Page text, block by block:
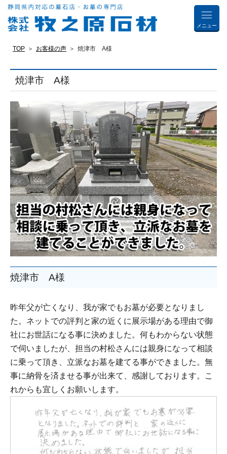
メニュー
TOP お客様の声 焼津市 A様
焼津市 A様
焼津市 A様
昨年父が亡くなり、我が家でもお墓が必要となりまし
た。ネットでの評判と家の近くに展示場がある理由で御
社にお世話になる事に決めました。何もわからない状態
で伺いましたが、担当の村松さんには親身になって相談
に乗って頂き、立派なお墓を建てる事ができました。無
事に納骨を済ませる事が出来て、感謝しております。こ
れからも宜しくお願いします。